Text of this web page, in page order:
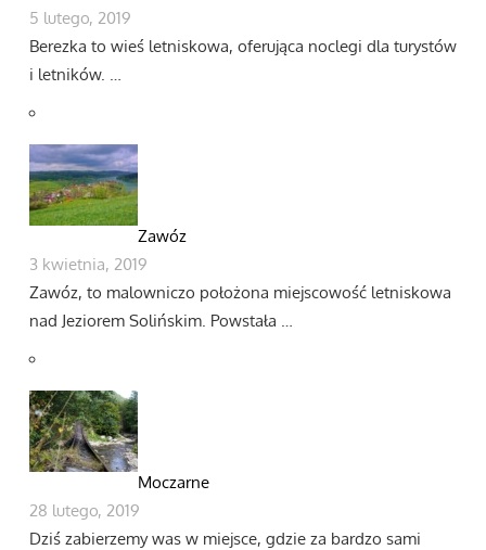
5 lutego, 2019
Berezka to wieś letniskowa, oferująca noclegi dla turystów
i letników. …
Zawóz
3 kwietnia, 2019
Zawóz, to malowniczo położona miejscowość letniskowa
nad Jeziorem Solińskim. Powstała …
Moczarne
28 lutego, 2019
Dziś zabierzemy was w miejsce, gdzie za bardzo sami